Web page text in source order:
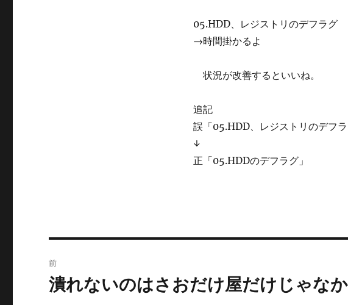
05.HDD、レジストリのデフラグ
→時間掛かるよ
状況が改善するといいね。
追記
誤「05.HDD、レジストリのデフラ
↓
正「05.HDDのデフラグ」
稿
前
前
潰れないのはさおだけ屋だけじゃな